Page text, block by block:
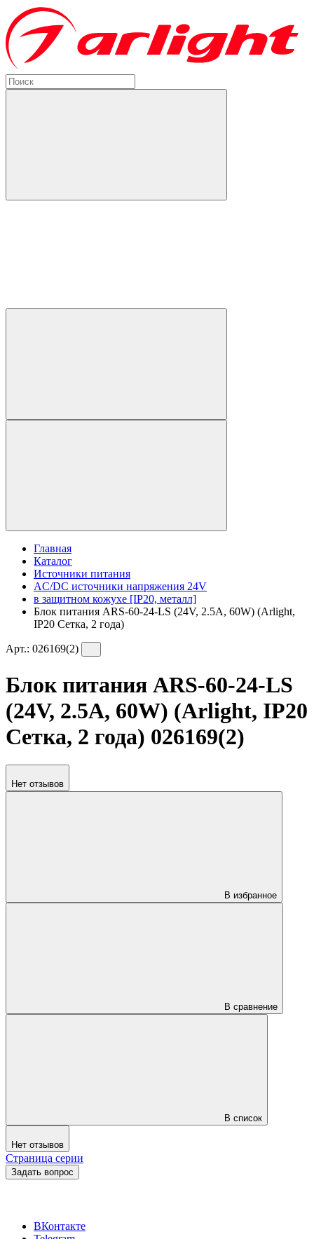
Главная
Каталог
Источники питания
AC/DC источники напряжения 24V
в защитном кожухе [IP20, металл]
Блок питания ARS-60-24-LS (24V, 2.5A, 60W) (Arlight,
IP20 Сетка, 2 года)
Арт.: 026169(2)
Блок питания ARS-60-24-LS
(24V, 2.5A, 60W) (Arlight, IP20
Сетка, 2 года) 026169(2)
Нет отзывов
В избранное
В сравнение
В список
Нет отзывов
Страница серии
Задать вопрос
ВКонтакте